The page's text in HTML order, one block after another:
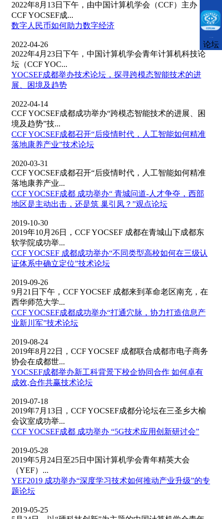
2022年8月13日下午，由中国计算机学会（CCF）主办，
CCF YOCSEF成...
数字人民币如何助力数字经济
2022-04-26
2022年4月23日下午，中国计算机学会青年计算机科技论
坛（CCF YOC...
YOCSEF成都举办技术论坛，探寻跨模态智能技术的进
展、困境及趋势
2022-04-14
CCF YOCSEF成都成功举办“跨模态智能技术的进展、困
境及趋势”技...
CCF YOCSEF成都召开“后疫情时代，人工智能如何精准
落地康养产业”技术论坛
2020-03-31
CCF YOCSEF成都召开“后疫情时代，人工智能如何精准
落地康养产业...
CCF YOCSEF成都 成功举办“ 青城问道-人才争夺，西部
地区是主动出击，还是筑 巢引凤？”观点论坛
2019-10-30
2019年10月26日，CCF YOCSEF 成都在青城山下成都东
软学院成功举...
CCF YOCSEF 成都成功举办“不同类型高校如何在三级认
证体系中确立定位”技术论坛
2019-09-26
9月21日下午，CCF YOCSEF 成都来到革命老区南充，在
西华师范大学...
CCF YOCSEF成都成功举办“打通穴脉，协力打造信息产
业新川军”技术论坛
2019-08-24
2019年8月22日，CCF YOCSEF 成都联合成都市电子商务
协会在成都世...
YOCSEF成都举办新工科背景下校企协同合作 如何卓有
成效,合作共赢技术论坛
2019-07-18
2019年7月13日，CCF YOCSEF成都分论坛在三圣乡大榆
会议室成功举...
CCF YOCSEF成都 成功举办 “5G技术应用创新研讨会”
2019-05-28
2019年5月24日至25日中国计算机学会青年精英大会
（YEF）...
YEF2019 成功举办“深度学习技术如何推动产业升级”的专
题论坛
2019-05-25
论坛